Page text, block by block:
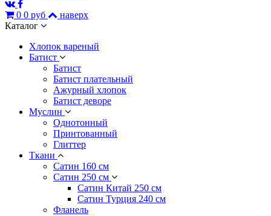
0 0 руб
наверх
Каталог
Хлопок вареный
Батист
Батист
Батист плательный
Ажурный хлопок
Батист деворе
Муслин
Однотонный
Принтованный
Глиттер
Ткани
Сатин 160 см
Сатин 250 см
Сатин Китай 250 см
Сатин Турция 240 см
Фланель